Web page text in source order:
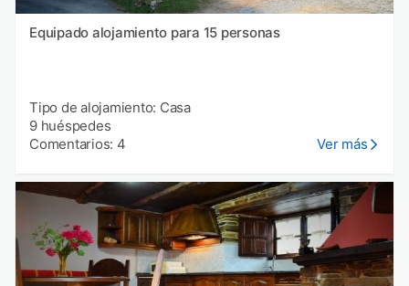
Equipado alojamiento para 15 personas
Tipo de alojamiento: Casa
9 huéspedes
Comentarios: 4
Ver más